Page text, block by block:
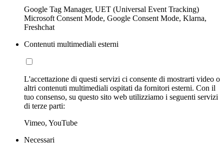
Google Tag Manager, UET (Universal Event Tracking)
Microsoft Consent Mode, Google Consent Mode, Klarna,
Freshchat
Contenuti multimediali esterni
L'accettazione di questi servizi ci consente di mostrarti video o
altri contenuti multimediali ospitati da fornitori esterni. Con il
tuo consenso, su questo sito web utilizziamo i seguenti servizi
di terze parti:
Vimeo, YouTube
Necessari